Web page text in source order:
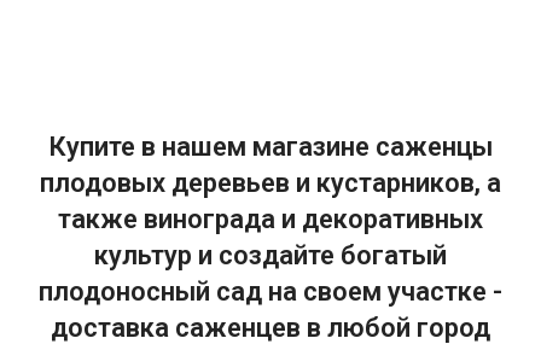
Купите в нашем магазине саженцы
плодовых деревьев и кустарников, а
также винограда и декоративных
культур и создайте богатый
плодоносный сад на своем участке -
доставка саженцев в любой город